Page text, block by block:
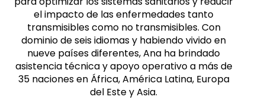
el impacto de las enfermedades tanto
transmisibles como no transmisibles. Con
dominio de seis idiomas y habiendo vivido en
nueve países diferentes, Ana ha brindado
asistencia técnica y apoyo operativo a más de
35 naciones en África, América Latina, Europa
del Este y Asia.